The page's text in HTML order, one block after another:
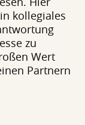
kollegiales
zu
Wert
Partnern